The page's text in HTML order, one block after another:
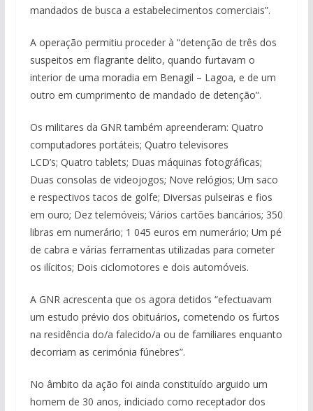
mandados de busca a estabelecimentos comerciais”.
A operação permitiu proceder à “detenção de três dos
suspeitos em flagrante delito, quando furtavam o
interior de uma moradia em Benagil – Lagoa, e de um
outro em cumprimento de mandado de detenção”.
Os militares da GNR também apreenderam: Quatro
computadores portáteis; Quatro televisores
LCD’s; Quatro tablets; Duas máquinas fotográficas;
Duas consolas de videojogos; Nove relógios; Um saco
e respectivos tacos de golfe; Diversas pulseiras e fios
em ouro; Dez telemóveis; Vários cartões bancários; 350
libras em numerário; 1 045 euros em numerário; Um pé
de cabra e várias ferramentas utilizadas para cometer
os ilícitos; Dois ciclomotores e dois automóveis.
A GNR acrescenta que os agora detidos “efectuavam
um estudo prévio dos obituários, cometendo os furtos
na residência do/a falecido/a ou de familiares enquanto
decorriam as cerimónia fúnebres”.
No âmbito da ação foi ainda constituído arguido um
homem de 30 anos, indiciado como receptador dos